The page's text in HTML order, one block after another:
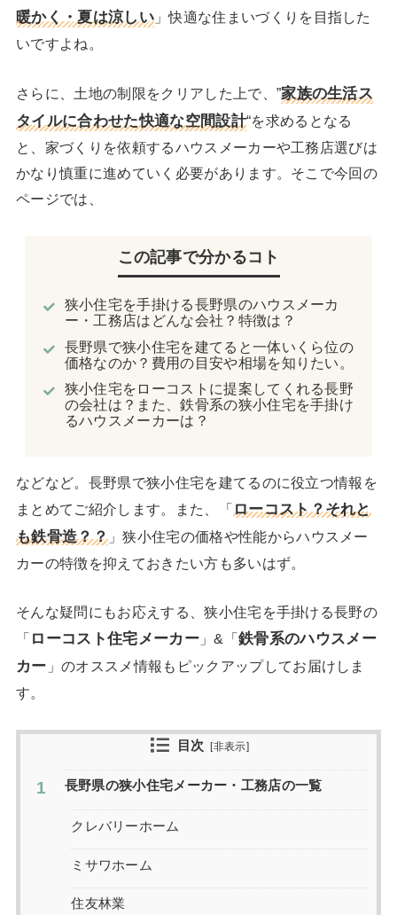
暖かく・夏は涼しい」快適な住まいづくりを目指した
いですよね。
さらに、土地の制限をクリアした上で、”家族の生活ス
タイルに合わせた快適な空間設計“を求めるとなる
と、家づくりを依頼するハウスメーカーや工務店選びは
かなり慎重に進めていく必要があります。そこで今回の
ページでは、
この記事で分かるコト
狭小住宅を手掛ける長野県のハウスメーカ
ー・工務店はどんな会社？特徴は？
長野県で狭小住宅を建てると一体いくら位の
価格なのか？費用の目安や相場を知りたい。
狭小住宅をローコストに提案してくれる長野
の会社は？また、鉄骨系の狭小住宅を手掛け
るハウスメーカーは？
などなど。長野県で狭小住宅を建てるのに役立つ情報を
まとめてご紹介します。また、「ローコスト？それと
も鉄骨造？？」狭小住宅の価格や性能からハウスメー
カーの特徴を抑えておきたい方も多いはず。
そんな疑問にもお応えする、狭小住宅を手掛ける長野の
「 ローコスト住宅メーカー」&「鉄骨系のハウスメー
カー 」のオススメ情報もピックアップしてお届けしま
す。
目次 [非表示]
長野県の狭小住宅メーカー・工務店の一覧
クレバリーホーム
ミサワホーム
住友林業